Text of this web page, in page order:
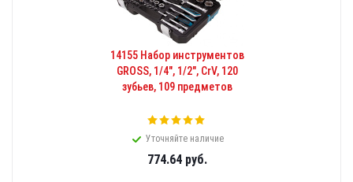
14155 Набор инструментов
GROSS, 1/4", 1/2", CrV, 120
зубьев, 109 предметов
Уточняйте наличие
774.64руб.